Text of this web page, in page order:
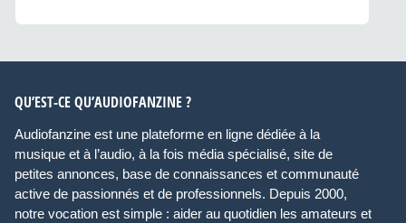
QU’EST-CE QU’AUDIOFANZINE ?
Audiofanzine est une plateforme en ligne dédiée à la
musique et à l’audio, à la fois média spécialisé, site de
petites annonces, base de connaissances et communauté
active de passionnés et de professionnels. Depuis 2000,
notre vocation est simple : aider au quotidien les amateurs et